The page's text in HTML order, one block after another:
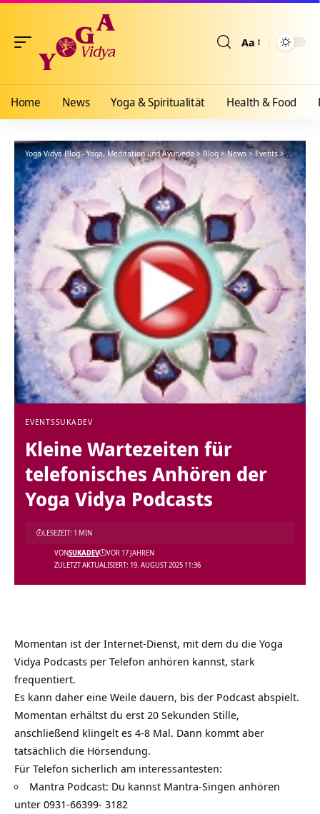
Aa
Home News Yoga & Spiritualität Health & Food
Yoga Vidya Blog - Yoga, Meditation und Ayurveda>Blog>News>Events>Kleine
EVENTSSUKADEV
Kleine Wartezeiten für
telefonisches Anhören der
Yoga Vidya Podcasts
ZULETZT AKTUALISIERT: 19. AUGUST 2025 11:36
VONSUKADEV VOR 17 JAHREN
LESEZEIT: 1 MIN
Momentan ist der Internet-Dienst, mit dem du die Yoga
Vidya Podcasts per Telefon anhören kannst, stark
frequentiert.
Es kann daher eine Weile dauern, bis der Podcast abspielt.
Momentan erhältst du erst 20 Sekunden Stille,
anschließend klingelt es 4-8 Mal. Dann kommt aber
tatsächlich die Hörsendung.
Für Telefon sicherlich am interessantesten:
Mantra Podcast: Du kannst Mantra-Singen anhören
unter 0931-66399- 3182